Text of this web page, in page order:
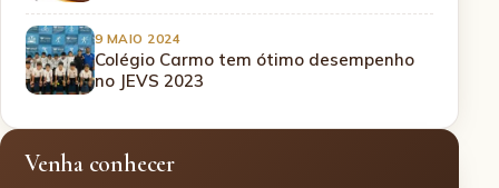
9 MAIO 2024
Colégio Carmo tem ótimo desempenho
no JEVS 2023
Venha conhecer